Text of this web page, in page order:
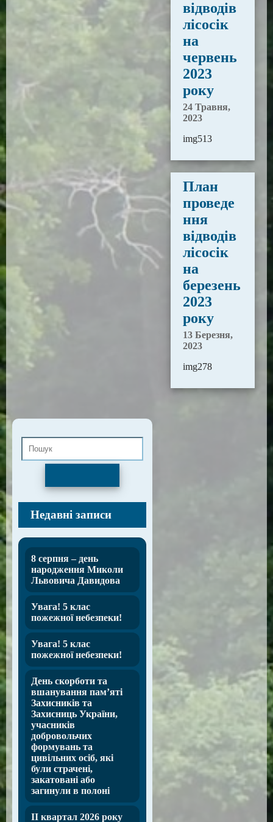
відводів
лісосік
на
червень
2023
року
24 Травня,
2023
img513
План
проведе
ння
відводів
лісосік
на
березень
2023
року
13 Березня,
2023
img278
Недавні записи
8 серпня – день
народження Миколи
Львовича Давидова
Увага! 5 клас
пожежної небезпеки!
Увага! 5 клас
пожежної небезпеки!
День скорботи та
вшанування пам’яті
Захисників та
Захисниць України,
учасників
добровольчих
формувань та
цивільних осіб, які
були страчені,
закатовані або
загинули в полоні
ІІ квартал 2026 року